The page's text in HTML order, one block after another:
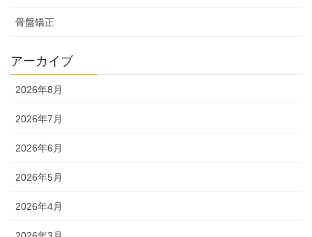
骨盤矯正
アーカイブ
2026年8月
2026年7月
2026年6月
2026年5月
2026年4月